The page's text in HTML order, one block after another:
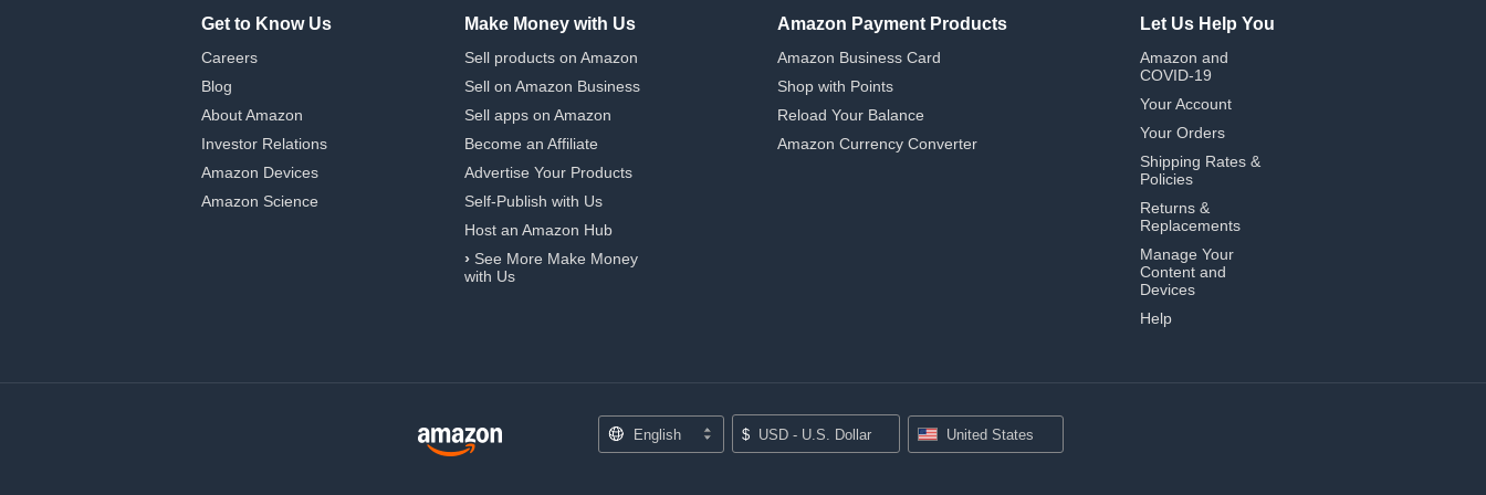
Get to Know Us
Careers
Blog
About Amazon
Investor Relations
Amazon Devices
Amazon Science
Make Money with Us
Sell products on Amazon
Sell on Amazon Business
Sell apps on Amazon
Become an Affiliate
Advertise Your Products
Self-Publish with Us
Host an Amazon Hub
› See More Make Money
with Us
Amazon Payment Products
Amazon Business Card
Shop with Points
Reload Your Balance
Amazon Currency Converter
Let Us Help You
Amazon and
COVID-19
Your Account
Your Orders
Shipping Rates &
Policies
Returns &
Replacements
Manage Your
Content and
Devices
Help
English $ USD - U.S. Dollar United States